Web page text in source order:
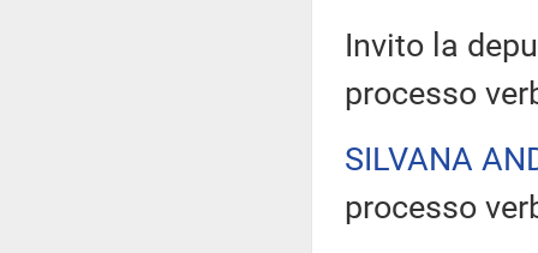
Invito la
processo
SILVANA
processo